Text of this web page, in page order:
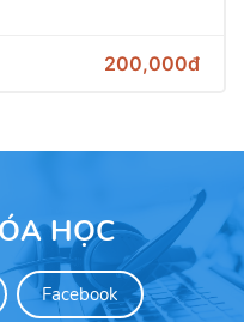
200,000đ
HỌC
Facebook